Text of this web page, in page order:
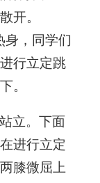
开。
身，同学们
行立定跳
。
立。下面
进行立定
膝微屈上